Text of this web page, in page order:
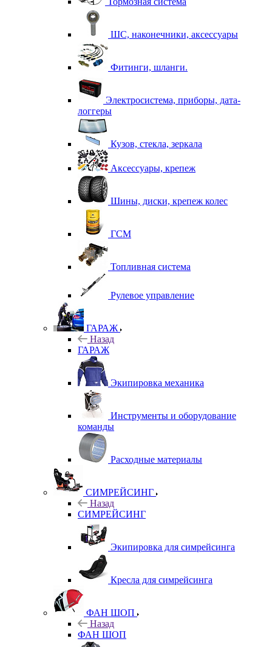
ШС, наконечники, аксессуары
Фитинги, шланги.
Электросистема, приборы, дата-
логгеры
Кузов, стекла, зеркала
Аксессуары, крепеж
Шины, диски, крепеж колес
ГСМ
Топливная система
Рулевое управление
ГАРАЖ
Назад
ГАРАЖ
Экипировка механика
Инструменты и оборудование
команды
Расходные материалы
СИМРЕЙСИНГ
Назад
СИМРЕЙСИНГ
Экипировка для симрейсинга
Кресла для симрейсинга
ФАН ШОП
Назад
ФАН ШОП